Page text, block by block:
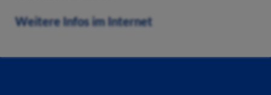
Weitere Infos im Internet